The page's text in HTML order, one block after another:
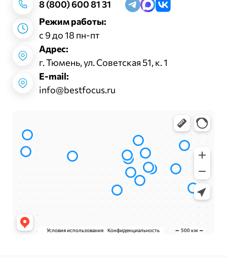
8 (800) 600 81 31
Режим работы:
с 9 до 18 пн-пт
Адрес:
г. Тюмень, ул. Советская 51, к. 1
E-mail:
info@bestfocus.ru